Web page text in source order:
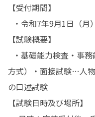
【受付期間】
【試験概要】
方式）・面接試験…人
の口述試験
【試験日時及び場所】